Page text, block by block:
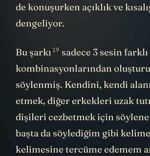
de konuşurken açıklık ve
dengeliyor.
Bu şarkı 19 sadece 3 sesin farklı
kombinasyonlarından
söylenmiş. Kendini, kendi
etmek, diğer erkekleri uzak
dişileri cezbetmek için
başta da söylediğim gibi
kelimesine tercüme edemem